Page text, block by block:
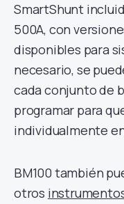
SmartShunt
500A, con
disponibles para
necesario, se
cada conjunto de
programar para
individualmente
BM100 también
otros